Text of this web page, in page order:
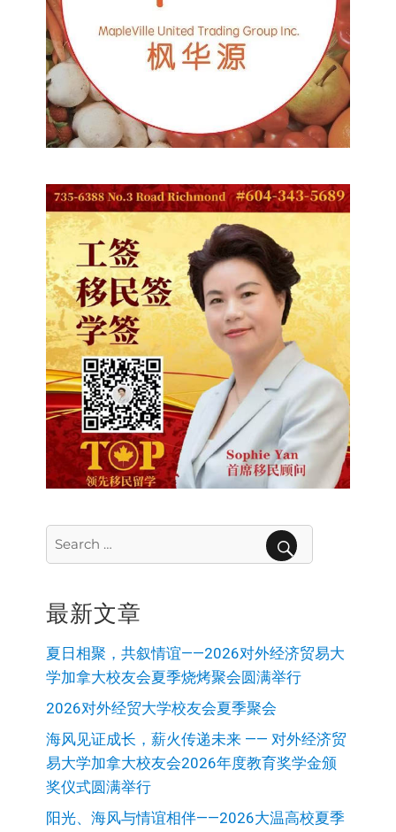
Search
for:
最新文章
夏日相聚，共叙情谊——2026对外经济贸易大
学加拿大校友会夏季烧烤聚会圆满举行
2026对外经贸大学校友会夏季聚会
海风见证成长，薪火传递未来 —— 对外经济贸
易大学加拿大校友会2026年度教育奖学金颁
奖仪式圆满举行
阳光、海风与情谊相伴——2026大温高校夏季